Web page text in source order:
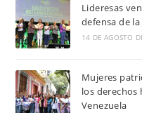
Lideresas
defensa de
14 DE AGOSTO
Mujeres
los derechos
Venezuela